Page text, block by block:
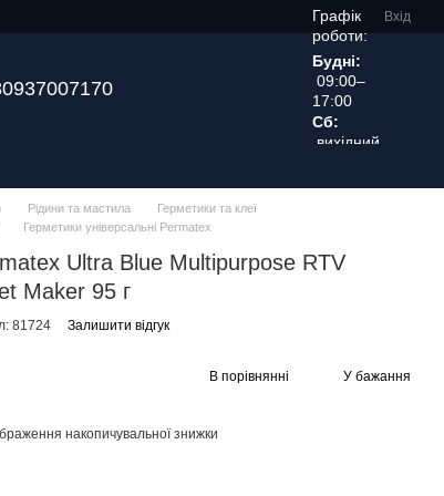
Вхід
Графік
роботи:
Будні:
09:00–
17:00
Сб:
вихідний
Рідини та мастила
Герметики та клеї
Герметики універсальні Permatex
Ultra Blue Multipurpose RTV
Maker 95 г
81724 Залишити відгук
В порівнянні У бажання
накопичувальної знижки